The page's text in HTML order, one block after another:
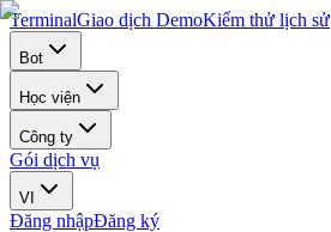
TerminalGiao dịch DemoKiểm thử lịch sử
Bot
Học viện
Công ty
Gói dịch vụ
VI
Đăng nhậpĐăng ký